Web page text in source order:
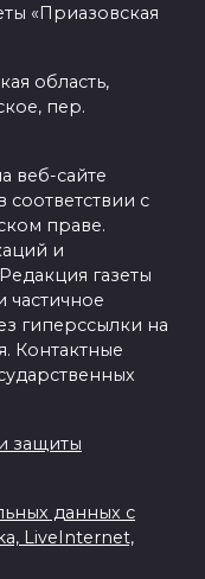
«Приазовская
область,
пер.
веб-сайте
соответствии с
праве.
и
газеты
частичное
гиперссылки на
Контактные
защиты
данных с
LiveInternet,